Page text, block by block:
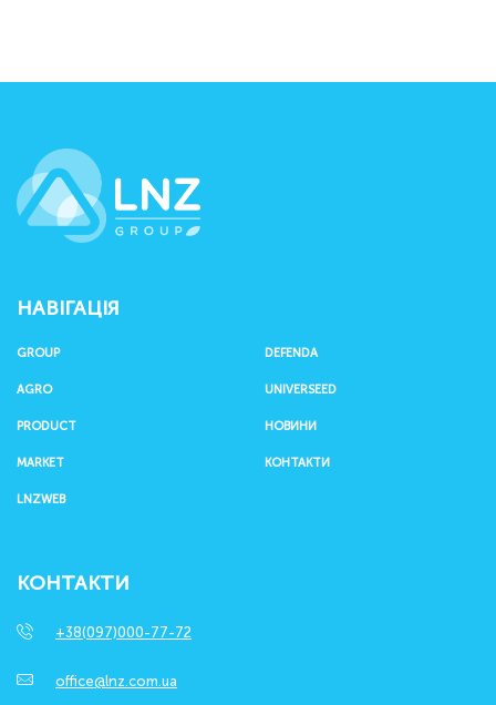
НАВІГАЦІЯ
GROUP
AGRO
PRODUCT
MARKET
DEFENDA
UNIVERSEED
НОВИНИ
КОНТАКТИ
LNZWEB
КОНТАКТИ
+38(097)000-77-72
office@lnz.com.ua